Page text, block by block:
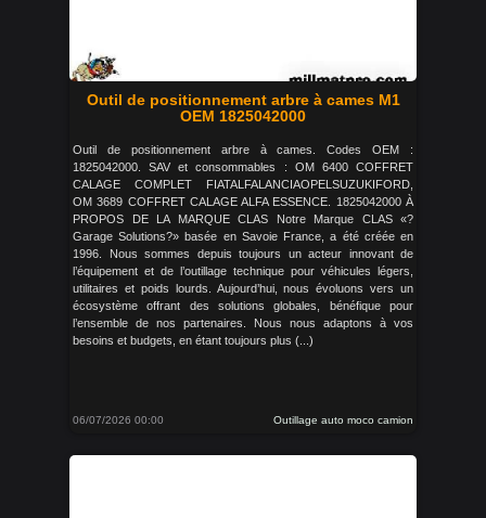
Outil de positionnement arbre à cames M1
OEM 1825042000
Outil de positionnement arbre à cames. Codes OEM :
1825042000. SAV et consommables : OM 6400 COFFRET
CALAGE COMPLET FIATALFALANCIAOPELSUZUKIFORD,
OM 3689 COFFRET CALAGE ALFA ESSENCE. 1825042000 À
PROPOS DE LA MARQUE CLAS Notre Marque CLAS «?
Garage Solutions?» basée en Savoie France, a été créée en
1996. Nous sommes depuis toujours un acteur innovant de
l’équipement et de l’outillage technique pour véhicules légers,
utilitaires et poids lourds. Aujourd’hui, nous évoluons vers un
écosystème offrant des solutions globales, bénéfique pour
l’ensemble de nos partenaires. Nous nous adaptons à vos
besoins et budgets, en étant toujours plus (...)
06/07/2026 00:00 Outillage auto moco camion